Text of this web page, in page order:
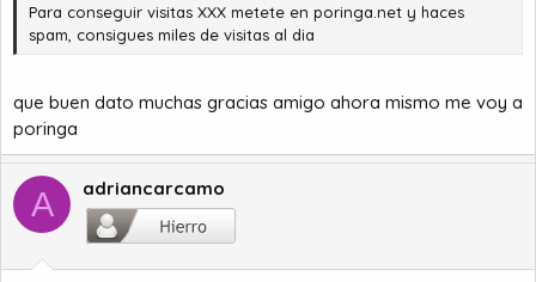
Para conseguir visitas XXX metete en poringa.net y haces
spam, consigues miles de visitas al dia
que buen dato muchas gracias amigo ahora mismo me voy a
poringa
A adriancarcamo